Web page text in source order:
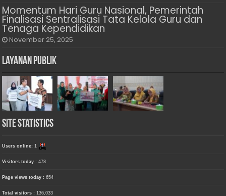
Momentum Hari Guru Nasional, Pemerintah
Finalisasi Sentralisasi Tata Kelola Guru dan
Tenaga Kependidikan
November 25, 2025
Layanan Publik
Site Statistics
Users online: 1
Visitors today :478
Page views today :654
Total visitors : 136,033